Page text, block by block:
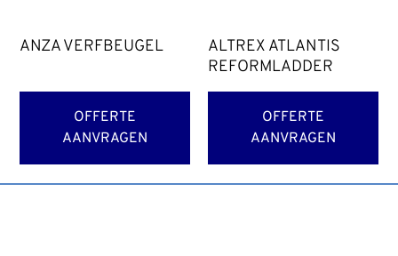
ANZA VERFBEUGEL
OFFERTE
AANVRAGEN
ALTREX ATLANTIS
REFORMLADDER
OFFERTE
AANVRAGEN